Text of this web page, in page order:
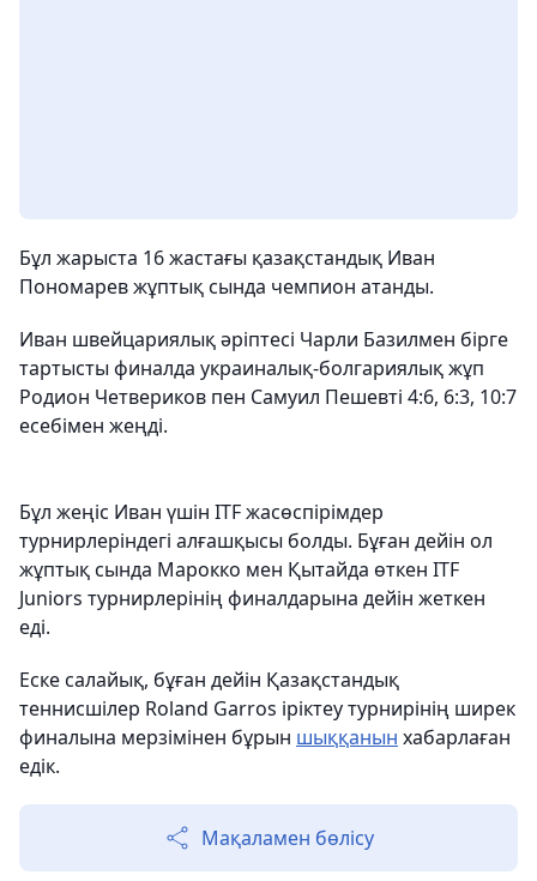
Бұл жарыста 16 жастағы қазақстандық Иван
Пономарев жұптық сында чемпион атанды.
Иван швейцариялық әріптесі Чарли Базилмен бірге
тартысты финалда украиналық-болгариялық жұп
Родион Четвериков пен Самуил Пешевті 4:6, 6:3, 10:7
есебімен жеңді.
Бұл жеңіс Иван үшін ITF жасөспірімдер
турнирлеріндегі алғашқысы болды. Бұған дейін ол
жұптық сында Марокко мен Қытайда өткен ITF
Juniors турнирлерінің финалдарына дейін жеткен
еді.
Еске салайық, бұған дейін Қазақстандық
теннисшілер Roland Garros іріктеу турнирінің ширек
финалына мерзімінен бұрын шыққанын хабарлаған
едік.
Мақаламен бөлісу